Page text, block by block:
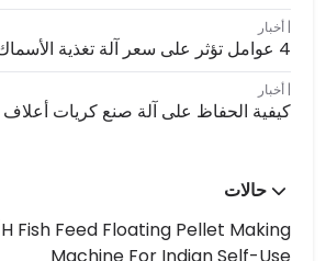
أخبار
4 عوامل تؤثر على سعر آلة تغذية الأسماك العائمة
أخبار
كيفية الحفاظ على آلة صنع كريات أعلاف
حالات
Fish Feed Floating Pellet Making